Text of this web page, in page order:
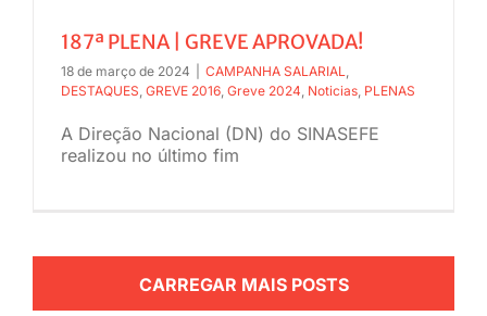
187ª PLENA | GREVE APROVADA!
18 de março de 2024 CAMPANHA SALARIAL
DESTAQUES GREVE 2016 Greve 2024 Noticias PLENAS
A Direção Nacional (DN) do SINASEFE
realizou no último fim
CARREGAR MAIS POSTS